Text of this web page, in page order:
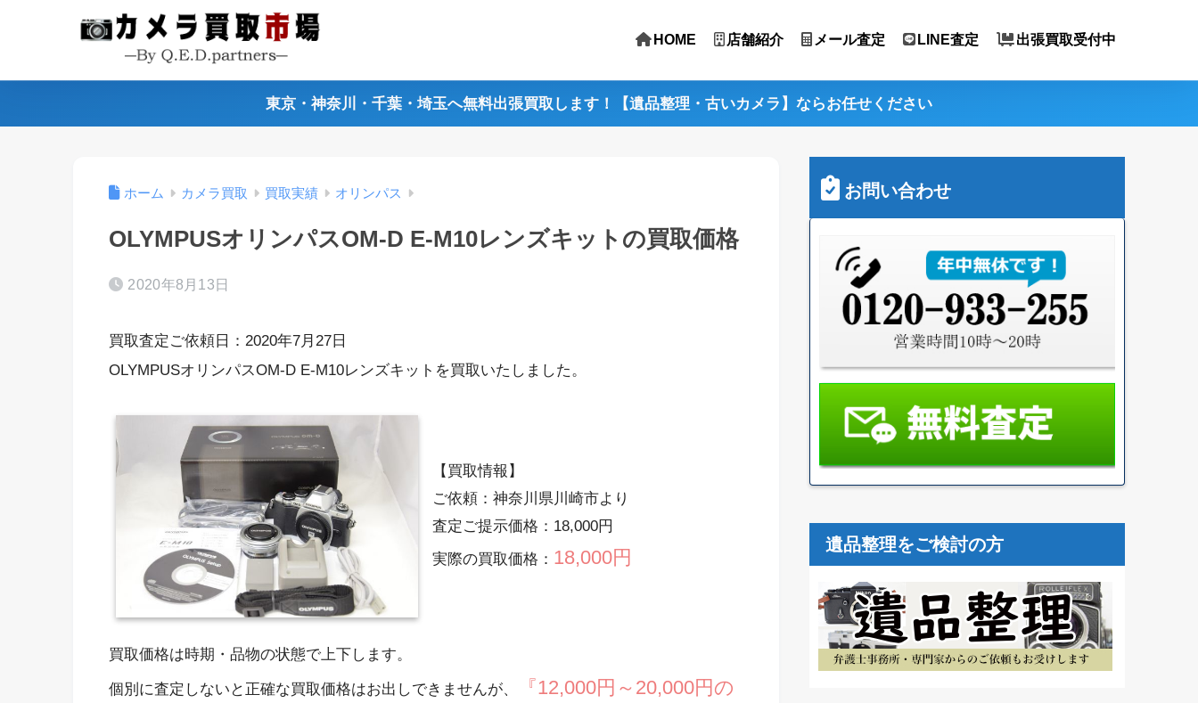
HOME 店舗紹介 メール査定 LINE査定 出張買取受付中
東京・神奈川・千葉・埼玉へ無料出張買取します！【遺品整理・古いカメラ】ならお任せください
ホーム カメラ買取 買取実績 オリンパス
OLYMPUSオリンパスOM-D E-M10レンズキットの買取価格
2020年8月13日
買取査定ご依頼日：2020年7月27日
OLYMPUSオリンパスOM-D E-M10レンズキットを買取いたしました。
【買取情報】
ご依頼：神奈川県川崎市より
査定ご提示価格：18,000円
実際の買取価格： 18,000円
買取価格は時期・品物の状態で上下します。
個別に査定しないと正確な買取価格はお出しできませんが、
『12,000円～20,000円の
お問い合わせ
遺品整理をご検討の方